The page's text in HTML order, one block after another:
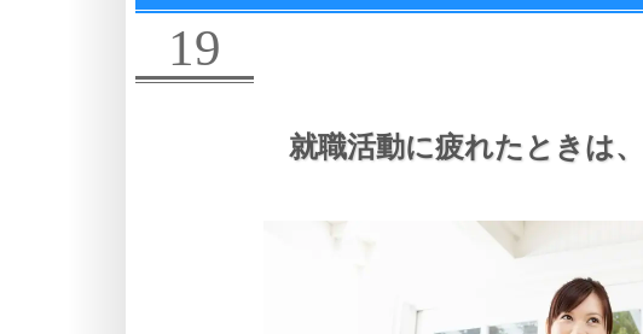
19
就職活動に疲れたときは、